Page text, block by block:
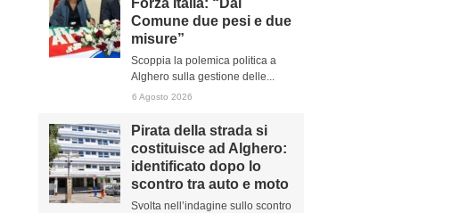
Forza Italia: “Dal
Comune due pesi e due
misure”
Scoppia la polemica politica a
Alghero sulla gestione delle...
6 Agosto 2026
Pirata della strada si
costituisce ad Alghero:
identificato dopo lo
scontro tra auto e moto
Svolta nell’indagine sullo scontro